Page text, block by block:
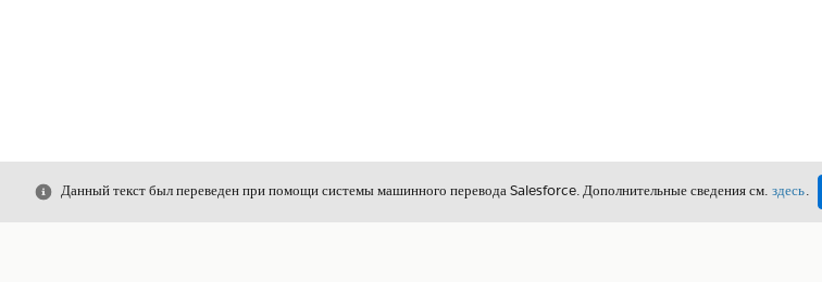
Закрыть
Данный текст был переведен при помощи системы машинного перевода Salesforce. Дополнительные сведения см. здесь.